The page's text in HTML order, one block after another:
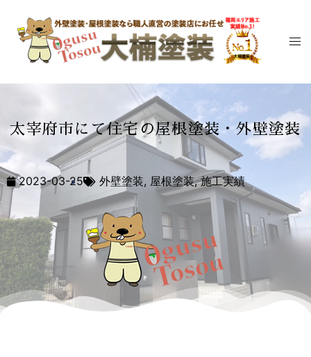
太宰府市にて住宅の屋根塗装・外壁塗装
2023-03-25 外壁塗装, 屋根塗装,施工実績